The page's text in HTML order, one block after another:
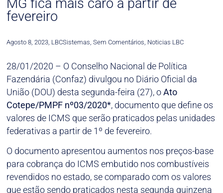
MG fica mais caro a partir de
fevereiro
Agosto 8, 2023, LBCSistemas, Sem Comentários, Noticias LBC
28/01/2020 – O Conselho Nacional de Política
Fazendária (Confaz) divulgou no Diário Oficial da
União (DOU) desta segunda-feira (27), oAto
Cotepe/PMPF nº03/2020*, documento que define os
valores de ICMS que serão praticados pelas unidades
federativas a partir de 1º de fevereiro.
O documento apresentou aumentos nos preços-base
para cobrança do ICMS embutido nos combustíveis
revendidos no estado, se comparado com os valores
que estão sendo praticados nesta segunda quinzena